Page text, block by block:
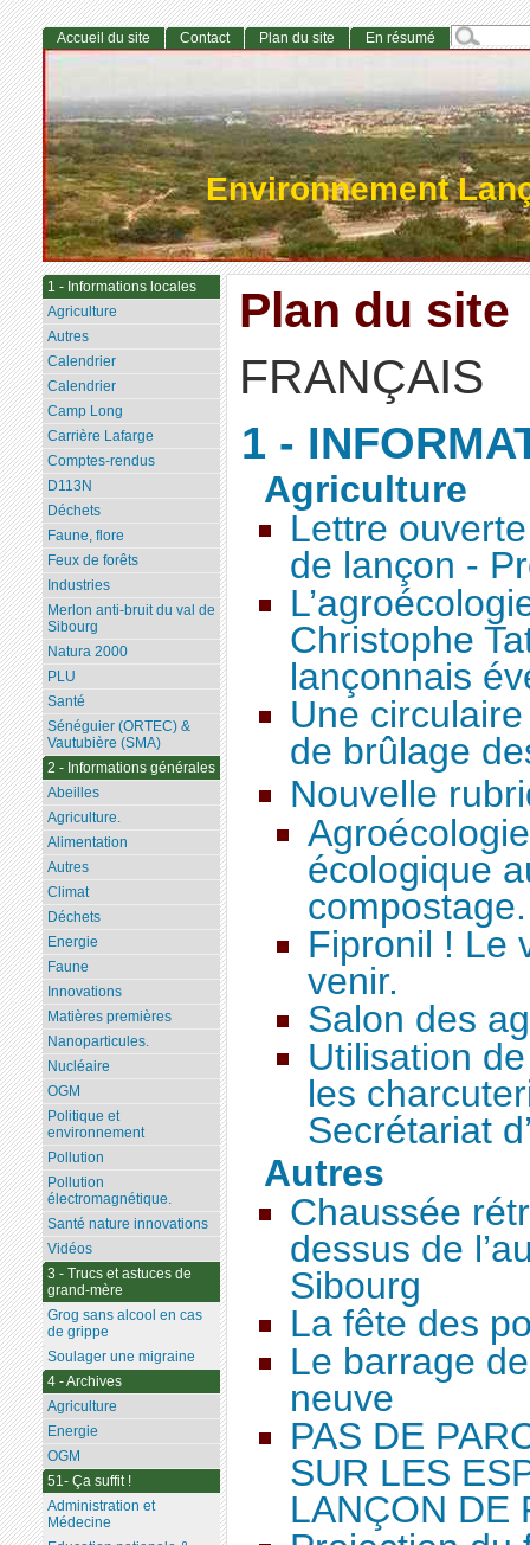
Environnement
Plan du site
FRANÇAIS
1 -
Agriculture
Lettre
de lançon -
Christophe
lançonnais
Une
de brûlage
Nouvelle
écologique
compostage.
Fipronil ! Le
venir.
Salon des
Utilisation
les
Secrétariat
Autres
Chaussée
dessus de
Sibourg
La fête des
Le barrage
neuve
PAS DE
SUR LES
LANÇON DE
Accueil du site Contact Plan du site En résumé
1 - Informations locales
Agriculture
Autres
Calendrier
Calendrier
Camp Long
Carrière Lafarge
Comptes-rendus
D113N
Déchets
Faune, flore
Feux de forêts
Industries
Merlon anti-bruit du val de
Sibourg
Natura 2000
PLU
Santé
Sénéguier (ORTEC) &
Vautubière (SMA)
2 - Informations générales
Abeilles
Agriculture.
Alimentation
Autres
Climat
Déchets
Energie
Faune
Innovations
Matières premières
Nanoparticules.
Nucléaire
OGM
Politique et
environnement
Pollution
Pollution
électromagnétique.
Santé nature innovations
Vidéos
3 - Trucs et astuces de
grand-mère
Grog sans alcool en cas
de grippe
Soulager une migraine
4 - Archives
Agriculture
Energie
OGM
51- Ça suffit !
Administration et
Médecine